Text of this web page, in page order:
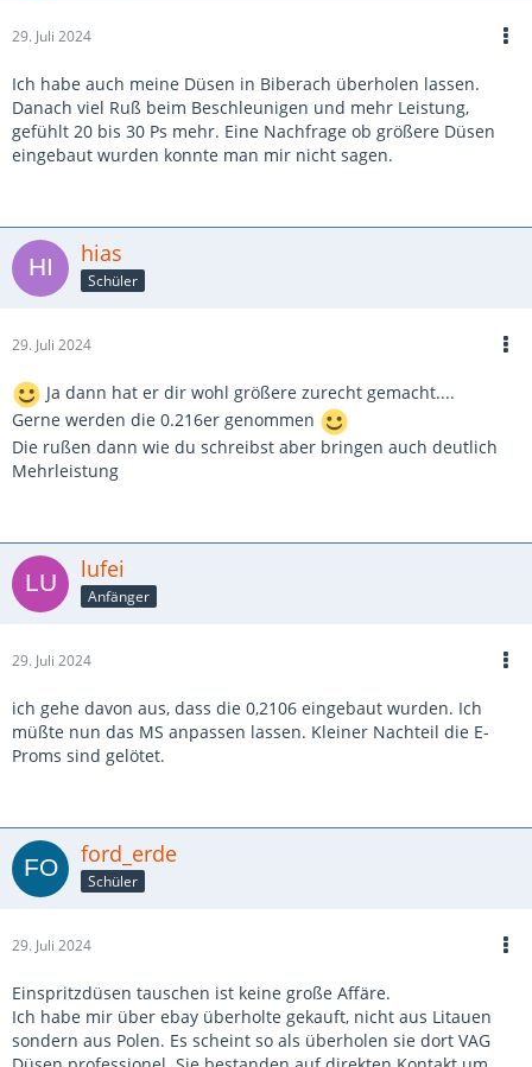
29. Juli 2024
Ich habe auch meine Düsen in Biberach überholen lassen.
Danach viel Ruß beim Beschleunigen und mehr Leistung,
gefühlt 20 bis 30 Ps mehr. Eine Nachfrage ob größere Düsen
eingebaut wurden konnte man mir nicht sagen.
hias
Schüler
29. Juli 2024
Ja dann hat er dir wohl größere zurecht gemacht....
Gerne werden die 0.216er genommen
Die rußen dann wie du schreibst aber bringen auch deutlich
Mehrleistung
lufei
Anfänger
29. Juli 2024
ich gehe davon aus, dass die 0,2106 eingebaut wurden. Ich
müßte nun das MS anpassen lassen. Kleiner Nachteil die E-
Proms sind gelötet.
ford_erde
Schüler
29. Juli 2024
Einspritzdüsen tauschen ist keine große Affäre.
Ich habe mir über ebay überholte gekauft, nicht aus Litauen
sondern aus Polen. Es scheint so als überholen sie dort VAG